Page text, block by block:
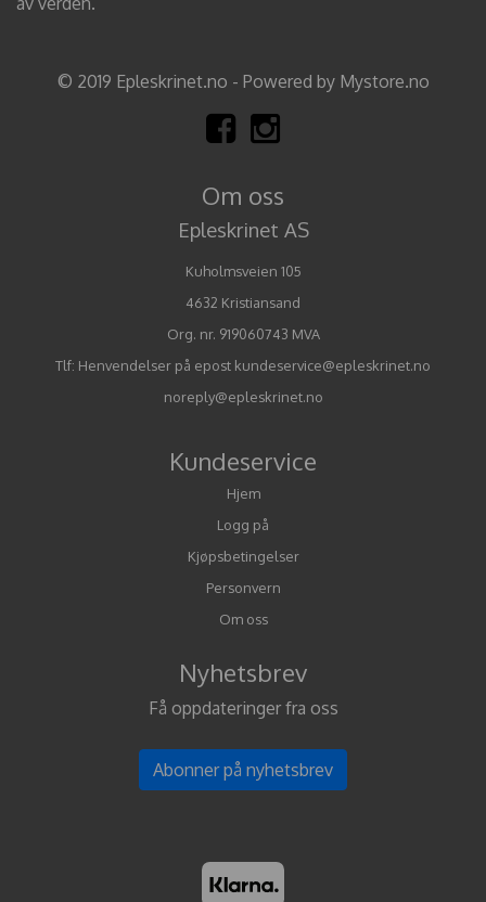
© 2019 Epleskrinet.no - Powered by Mystore.no
Om oss
Epleskrinet AS
Kuholmsveien 105
4632 Kristiansand
Org. nr. 919060743 MVA
Tlf: Henvendelser på epost kundeservice@epleskrinet.no
noreply@epleskrinet.no
Kundeservice
Hjem
Logg på
Kjøpsbetingelser
Personvern
Om oss
Nyhetsbrev
Få oppdateringer fra oss
Abonner på nyhetsbrev